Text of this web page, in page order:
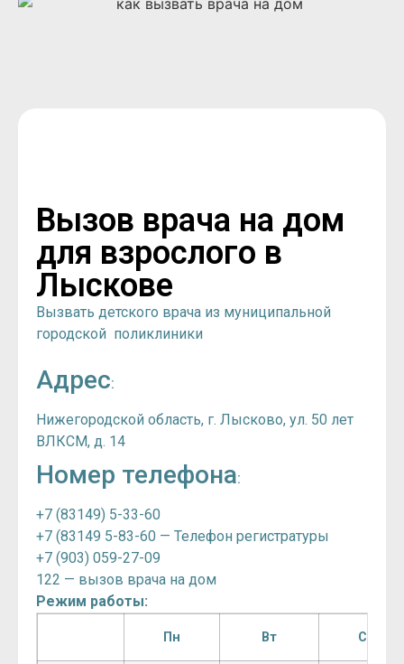
Вызов врача на дом
для взрослого в
Лыскове
Вызвать детского врача из муниципальной
городской поликлиники
Адрес:
Нижегородской область, г. Лысково, ул. 50 лет
ВЛКСМ, д. 14
Номер телефона:
+7 (83149) 5-33-60
+7 (83149 5-83-60 — Телефон регистратуры
+7 (903) 059-27-09
122 — вызов врача на дом
Режим работы:
Пн Вт Ср